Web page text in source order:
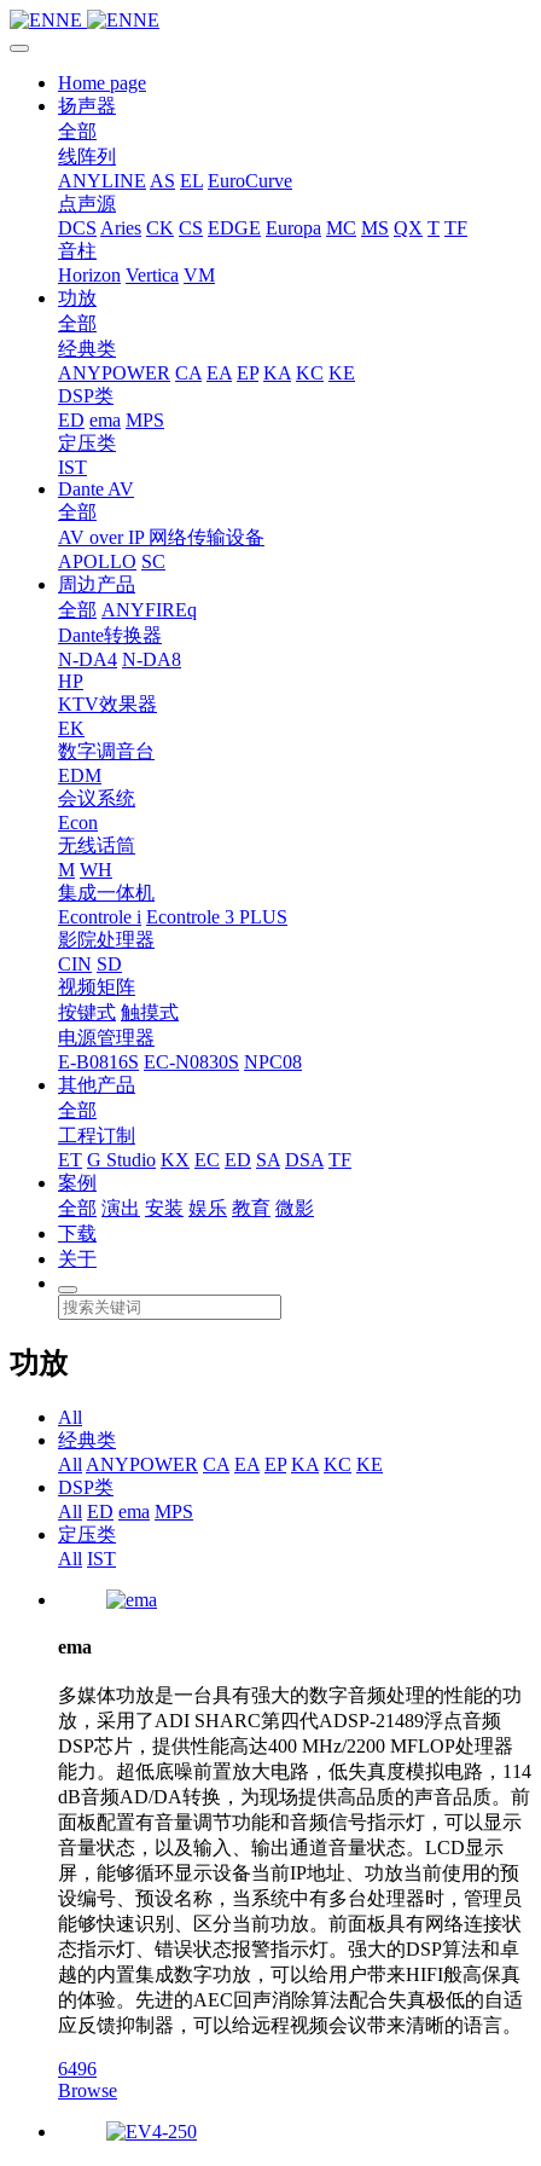
Home page
扬声器
全部
线阵列
ANYLINE AS EL EuroCurve
点声源
DCS Aries CK CS EDGE Europa MC MS QX T TF
音柱
Horizon Vertica VM
功放
全部
经典类
ANYPOWER CA EA EP KA KC KE
DSP类
ED ema MPS
定压类
IST
Dante AV
全部
AV over IP 网络传输设备
APOLLO SC
周边产品
全部 ANYFIREq
Dante转换器
N-DA4 N-DA8
HP
KTV效果器
EK
数字调音台
EDM
会议系统
Econ
无线话筒
M WH
集成一体机
Econtrole i Econtrole 3 PLUS
影院处理器
CIN SD
视频矩阵
按键式 触摸式
电源管理器
E-B0816S EC-N0830S NPC08
其他产品
全部
工程订制
ET G Studio KX EC ED SA DSA TF
案例
全部 演出 安装 娱乐 教育 微影
下载
关于
功放
All
经典类
All ANYPOWER CA EA EP KA KC KE
DSP类
All ED ema MPS
定压类
All IST
ema
多媒体功放是一台具有强大的数字音频处理的性能的功
放，采用了ADI SHARC第四代ADSP-21489浮点音频
DSP芯片，提供性能高达400 MHz/2200 MFLOP处理器
能力。超低底噪前置放大电路，低失真度模拟电路，114
dB音频AD/DA转换，为现场提供高品质的声音品质。前
面板配置有音量调节功能和音频信号指示灯，可以显示
音量状态，以及输入、输出通道音量状态。LCD显示
屏，能够循环显示设备当前IP地址、功放当前使用的预
设编号、预设名称，当系统中有多台处理器时，管理员
能够快速识别、区分当前功放。前面板具有网络连接状
态指示灯、错误状态报警指示灯。强大的DSP算法和卓
越的内置集成数字功放，可以给用户带来HIFI般高保真
的体验。先进的AEC回声消除算法配合失真极低的自适
应反馈抑制器，可以给远程视频会议带来清晰的语言。
6496
Browse